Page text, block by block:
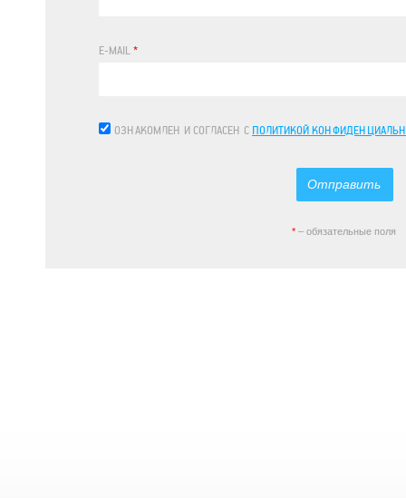
E-MAIL *
ОЗНАКОМЛЕН И СОГЛАСЕН С ПОЛИТИКОЙ
* – обязательные поля